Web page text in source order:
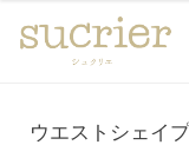
ウエストシェイ